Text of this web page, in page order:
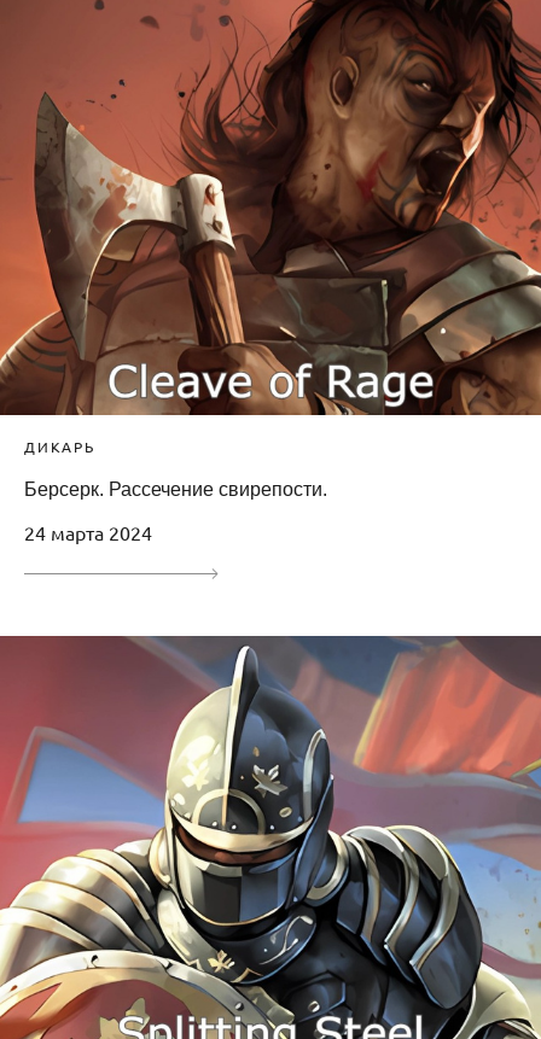
ДИКАРЬ
Берсерк. Рассечение свирепости.
24 марта 2024